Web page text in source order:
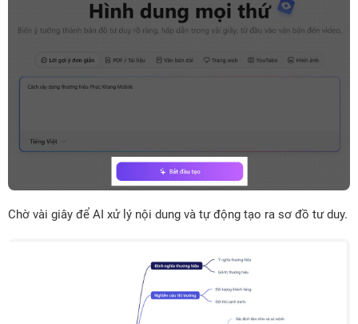
Chờ vài giây để AI xử lý nội dung và tự động tạo ra sơ đồ tư duy.